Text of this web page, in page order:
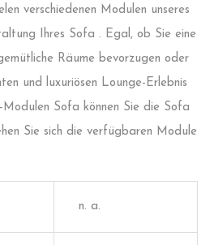
verschiedenen Modulen unseres
Ihres Sofa . Egal, ob Sie eine
Räume bevorzugen oder
und luxuriösen Lounge-Erlebnis
Modulen Sofa können Sie die Sofa
Sie sich die verfügbaren Module
n. a.